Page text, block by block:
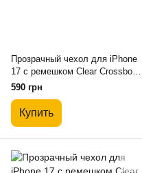
Прозрачный чехол для iPhone
17 c ремешком Clear Crossbody
Black
590 грн
Купить